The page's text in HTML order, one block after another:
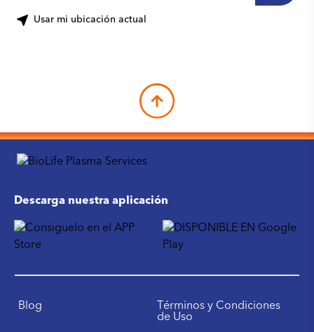
Usar mi ubicación actual
Descarga nuestra aplicación
Blog
Términos y Condiciones
de Uso